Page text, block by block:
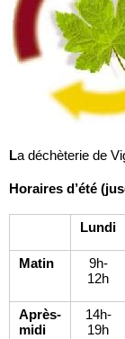
La déchèterie de
Horaires d’été
Lundi
Matin
9h-
12h
Après-
midi
14h-
19h